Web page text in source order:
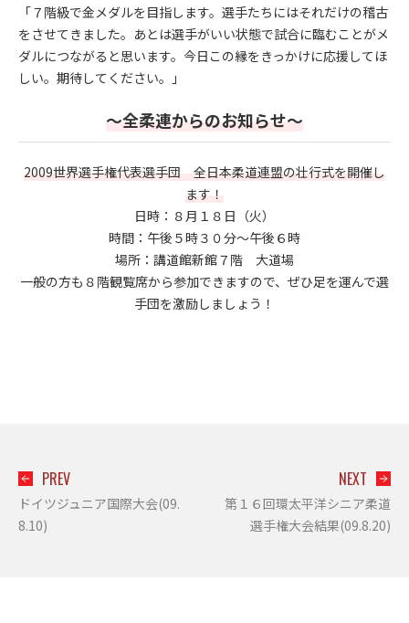
「７階級で金メダルを目指します。選手たちにはそれだけの稽古
をさせてきました。あとは選手がいい状態で試合に臨むことがメ
ダルにつながると思います。今日この縁をきっかけに応援してほ
しい。期待してください。」
～全柔連からのお知らせ～
2009世界選手権代表選手団 全日本柔道連盟の壮行式を開催し
ます！
日時：８月１８日（火）
時間：午後５時３０分～午後６時
場所：講道館新館７階 大道場
一般の方も８階観覧席から参加できますので、ぜひ足を運んで選
手団を激励しましょう！
PREV
ドイツジュニア国際大会(09.
8.10)
NEXT
第１６回環太平洋シニア柔道
選手権大会結果(09.8.20)